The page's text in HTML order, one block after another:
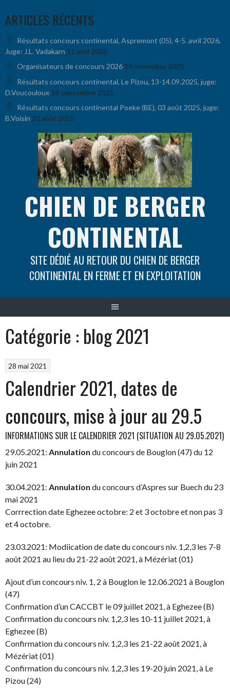
auARTICLES RÉCENTS
Résultats concours continental, Aspremont (05), 4-5. avril 2026,
Juge: J.L. Vadakarn 11 avril 2026
Organisateurs de concours 2026 14 novembre 2025
Résultats concours continental, Le Pizou, 13-14.09.2025, juge:
D.Voucouloux 18 septembre 2025
Résultats concours continental Poeke (BE), 03 août 2025, juge:
B.Voisin 20 août 2025
CHIEN DE BERGER
CONTINENTAL
SITE DÉDIÉ AU RETOUR DU CHIEN DE BERGER
CONTINENTAL EN FERME ET EN EXPLOITATION
Catégorie : blog 2021
28 mai 2021
Calendrier 2021, dates de
concours, mise à jour au 29.5
INFORMATIONS SUR LE CALENDRIER 2021 (SITUATION AU 29.05.2021)
29.05.2021: Annulation du concours de Bouglon (47) du 12
juin 2021
30.04.2021: Annulation du concours d’Aspres sur Buech du 23
mai 2021
Corrrection date Eghezee octobre: 2 et 3 octobre et non pas 3
et 4 octobre.
23.03.2021: Modiication de date du concours niv. 1,2,3 les 7-8
août 2021 au lieu du 21-22 août 2021, à Mézériat (01)
Ajout d’un concours niv. 1, 2 à Bouglon le 12.06.2021 à Bouglon
(47)
Confirmation d’un CACCBT le 09 juillet 2021, à Eghezee (B)
Confirmation du concours niv. 1,2,3 les 10-11 juillet 2021, à
Eghezee (B)
Confirmation du concours niv. 1,2,3 les 21-22 août 2021, à
Mézériat (01)
Confirmation du concours niv. 1,2,3 les 19-20 juin 2021, à Le
Pizou (24)